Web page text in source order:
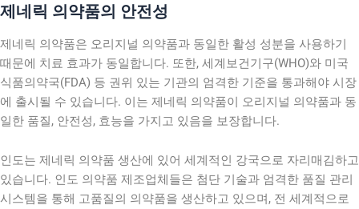
제네릭 의약품의 안전성
제네릭 의약품은 오리지널 의약품과 동일한 활성 성분을 사용하기
때문에 치료 효과가 동일합니다. 또한, 세계보건기구(WHO)와 미국
식품의약국(FDA) 등 권위 있는 기관의 엄격한 기준을 통과해야 시장
에 출시될 수 있습니다. 이는 제네릭 의약품이 오리지널 의약품과 동
일한 품질, 안전성, 효능을 가지고 있음을 보장합니다.
인도는 제네릭 의약품 생산에 있어 세계적인 강국으로 자리매김하고
있습니다. 인도 의약품 제조업체들은 첨단 기술과 엄격한 품질 관리
시스템을 통해 고품질의 의약품을 생산하고 있으며, 전 세계적으로